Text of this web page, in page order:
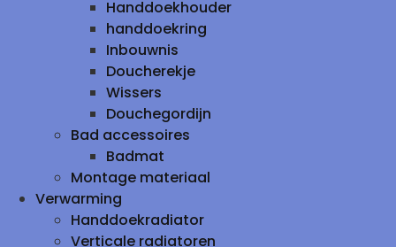
Handdoekhouder
handdoekring
Inbouwnis
Doucherekje
Wissers
Douchegordijn
Bad accessoires
Badmat
Montage materiaal
Verwarming
Handdoekradiator
Verticale radiatoren